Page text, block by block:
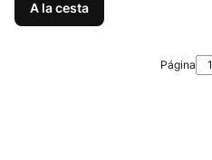
A la cesta
Página